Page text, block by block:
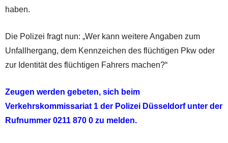
haben.
Die Polizei fragt nun: „Wer kann weitere Angaben zum
Unfallhergang, dem Kennzeichen des flüchtigen Pkw oder
zur Identität des flüchtigen Fahrers machen?“
Zeugen werden gebeten, sich beim
Verkehrskommissariat 1 der Polizei Düsseldorf unter der
Rufnummer 0211 870 0 zu melden.